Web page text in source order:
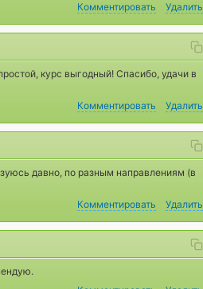
Комментировать
Удалить
курс выгодный! Спасибо, удачи в
Комментировать
Удалить
давно, по разным направлениям (в
Комментировать
Удалить